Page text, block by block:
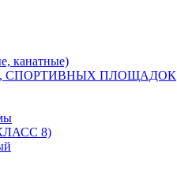
канатные)
СПОРТИВНЫХ ПЛОЩАДОК
8)